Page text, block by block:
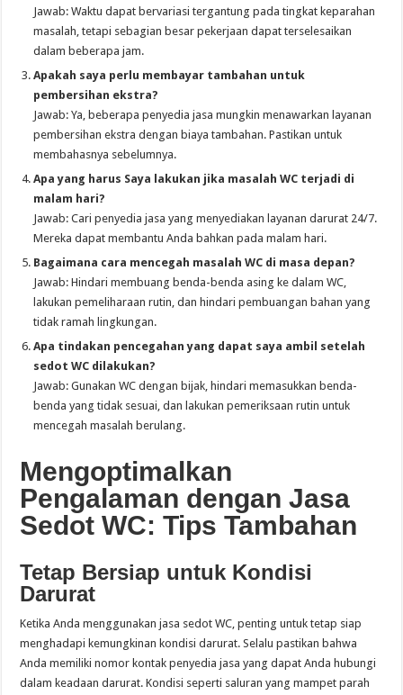
Jawab: Waktu dapat bervariasi tergantung pada tingkat keparahan
masalah, tetapi sebagian besar pekerjaan dapat terselesaikan
dalam beberapa jam.
Apakah saya perlu membayar tambahan untuk
pembersihan ekstra?
Jawab: Ya, beberapa penyedia jasa mungkin menawarkan layanan
pembersihan ekstra dengan biaya tambahan. Pastikan untuk
membahasnya sebelumnya.
Apa yang harus Saya lakukan jika masalah WC terjadi di
malam hari?
Jawab: Cari penyedia jasa yang menyediakan layanan darurat 24/7.
Mereka dapat membantu Anda bahkan pada malam hari.
Bagaimana cara mencegah masalah WC di masa depan?
Jawab: Hindari membuang benda-benda asing ke dalam WC,
lakukan pemeliharaan rutin, dan hindari pembuangan bahan yang
tidak ramah lingkungan.
Apa tindakan pencegahan yang dapat saya ambil setelah
sedot WC dilakukan?
Jawab: Gunakan WC dengan bijak, hindari memasukkan benda-
benda yang tidak sesuai, dan lakukan pemeriksaan rutin untuk
mencegah masalah berulang.
Mengoptimalkan
Pengalaman dengan Jasa
Sedot WC: Tips Tambahan
Tetap Bersiap untuk Kondisi
Darurat
Ketika Anda menggunakan jasa sedot WC, penting untuk tetap siap
menghadapi kemungkinan kondisi darurat. Selalu pastikan bahwa
Anda memiliki nomor kontak penyedia jasa yang dapat Anda hubungi
dalam keadaan darurat. Kondisi seperti saluran yang mampet parah